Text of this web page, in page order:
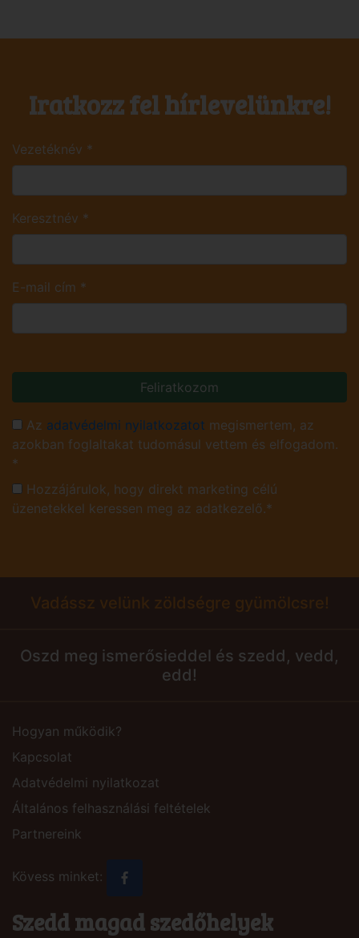
Iratkozz fel hírlevelünkre!
Vezetéknév *
Keresztnév *
E-mail cím *
Feliratkozom
Az adatvédelmi nyilatkozatot megismertem, az
azokban foglaltakat tudomásul vettem és elfogadom.
*
Hozzájárulok, hogy direkt marketing célú
üzenetekkel keressen meg az adatkezelő.*
Vadássz velünk zöldségre gyümölcsre!
Oszd meg ismerősieddel és szedd, vedd,
edd!
Hogyan működik?
Kapcsolat
Adatvédelmi nyilatkozat
Általános felhasználási feltételek
Partnereink
Kövess minket:
Szedd magad szedőhelyek